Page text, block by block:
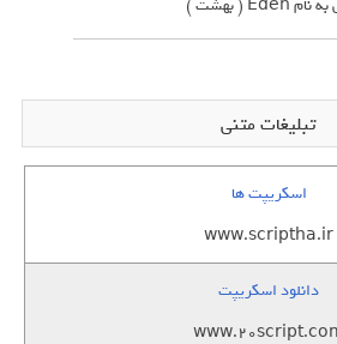
تبلیغات متنی
اسکریپت ها
www.scriptha.ir
دانلود اسکریپت